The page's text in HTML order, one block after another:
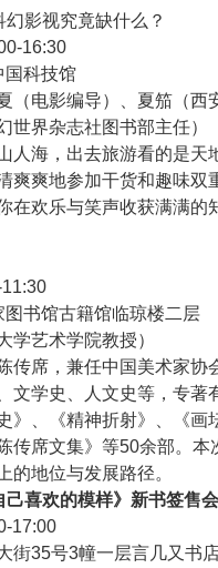
影视究竟缺什么？
16:30
国科技馆
（电影编导）、夏笳（西
世界杂志社图书部主任）
人海，出去旅游看的是天
爽爽地参加干货和趣味双
在欢乐与笑声收获满满的
书馆古籍馆临琼楼二层
学艺术学院教授）
传席，兼任中国美术家协
文学史、人文史等，专著
》、《精神折射》、《
传席文集》等50余部。
的地位与发展路径。
喜欢的模样》新书签售会
17:00
街35号3幢一层言几又书